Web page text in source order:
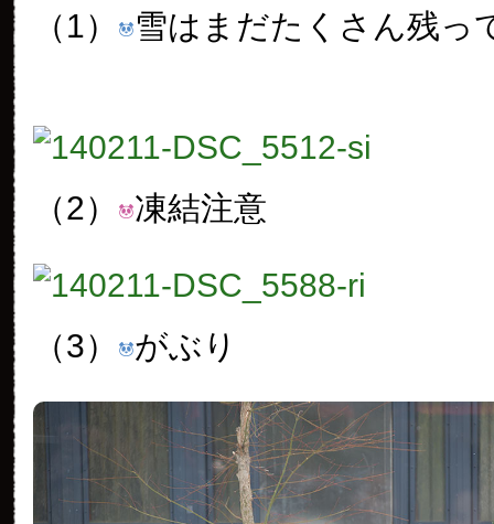
（1） 雪はまだたくさん残っ
（2） 凍結注意
（3） がぶり